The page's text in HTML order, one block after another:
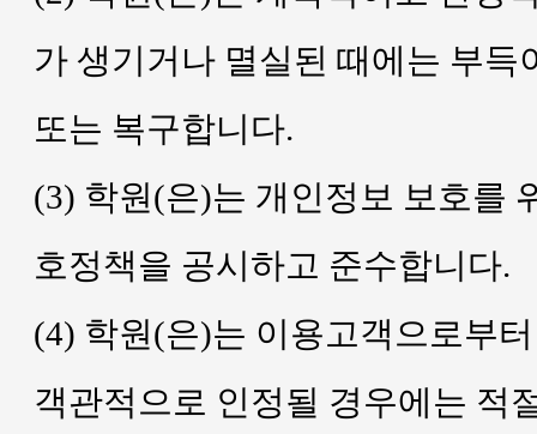
가 생기거나 멸실된 때에는 부
또는 복구합니다.
(3) 학원(은)는 개인정보 보호를
호정책을 공시하고 준수합니다.
(4) 학원(은)는 이용고객으로부
객관적으로 인정될 경우에는 적